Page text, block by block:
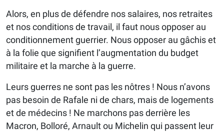
Alors, en plus de défendre nos salaires, nos retraites
et nos conditions de travail, il faut nous opposer au
conditionnement guerrier. Nous opposer au gâchis et
à la folie que signifient l’augmentation du budget
militaire et la marche à la guerre.
Leurs guerres ne sont pas les nôtres ! Nous n’avons
pas besoin de Rafale ni de chars, mais de logements
et de médecins ! Ne marchons pas derrière les
Macron, Bolloré, Arnault ou Michelin qui passent leur